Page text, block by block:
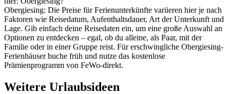
Obergiesing: Die Preise für Ferienunterkünfte variieren hier je nach
Faktoren wie Reisedatum, Aufenthaltsdauer, Art der Unterkunft und
Lage. Gib einfach deine Reisedaten ein, um eine große Auswahl an
Optionen zu entdecken – egal, ob du alleine, als Paar, mit der
Familie oder in einer Gruppe reist. Für erschwingliche Obergiesing-
Ferienhäuser buche früh und nutze das kostenlose
Prämienprogramm von FeWo-direkt.
Weitere Urlaubsideen